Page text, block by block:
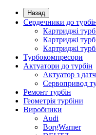
Назад
Сердечники до
Картриджі
Картриджі
Картриджі
Турбокомпресори
Актуатори до турбін
Актуатор з
Сервопривод
Ремонт турбін
Геометрія турбіни
Виробники
Audi
BorgWarner